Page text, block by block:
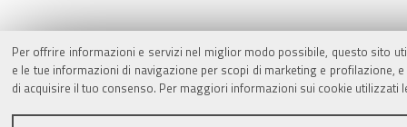
Per offrire informazioni e servizi nel miglior modo possibile, questo sito
e le tue informazioni di navigazione per scopi di marketing e
di acquisire il tuo consenso. Per maggiori informazioni sui cookie utilizzati